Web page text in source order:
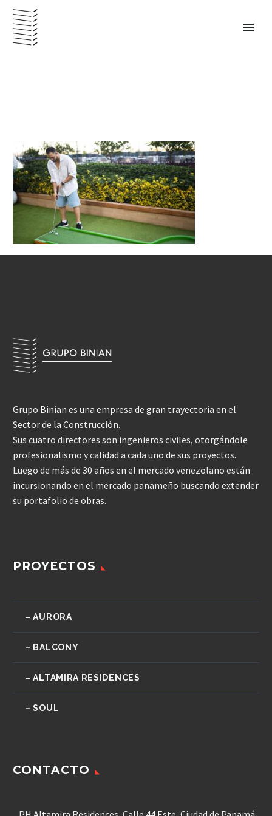
PANAMÁ – ESPAÑOL
Grupo Binian es una empresa de gran trayectoria en el
Sector de la Construcción.
Sus cuatro directores son ingenieros civiles, otorgándole
profesionalismo y calidad a cada uno de sus proyectos.
Luego de más de 30 años en el mercado venezolano están
incursionando en el mercado panameño buscando extender
su portafolio de obras.
PROYECTOS
– AURORA
– BALCONY
– ALTAMIRA RESIDENCES
– SOUL
CONTACTO